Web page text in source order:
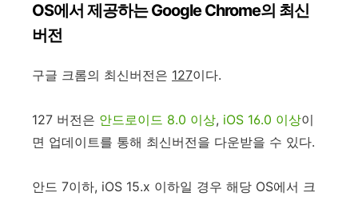
OS에서 제공하는 Google Chrome의 최신
버전
구글 크롬의 최신버전은 127이다.
127 버전은 안드로이드 8.0 이상, iOS 16.0 이상이
면 업데이트를 통해 최신버전을 다운받을 수 있다.
안드 7이하, iOS 15.x 이하일 경우 해당 OS에서 크